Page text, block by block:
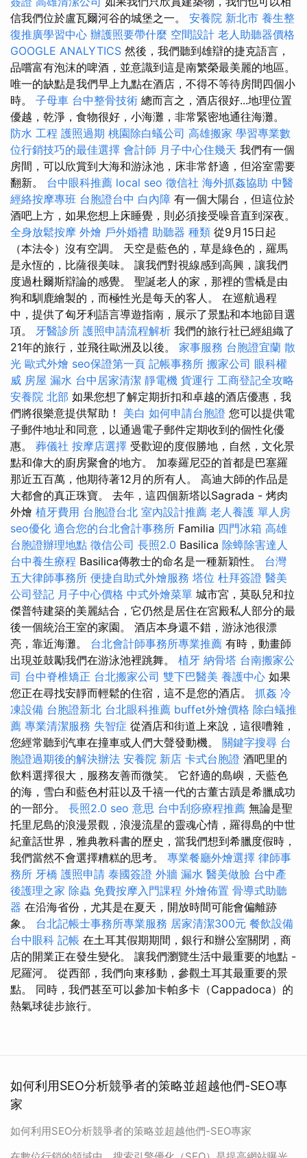
信我們位於盧瓦爾河谷的城堡之一。 安養院 新北市 養生整
復推廣學習中心 辦護照要帶什麼 空間設計 老人助聽器價格
GOOGLE ANALYTICS 然後，我們聽到雄辯的捷克語言，
品嚐富有泡沫的啤酒，並意識到這是南繁榮最美麗的地區。
唯一的缺點是我們早上九點在酒店，不得不等待房間四個小
時。 子母車 台中整骨技術 總而言之，酒店很好...地理位置
優越，乾淨，食物很好，小海灘，非常緊密地通往海灘。
防水 工程 護照過期 桃園除白蟻公司 高雄搬家 學習專業數
位行銷技巧的最佳選擇 會計師 月子中心住幾天 我們有一個
房間，可以欣賞到大海和游泳池，床非常舒適，但浴室需要
翻新。 台中眼科推薦 local seo 徵信社 海外抓姦協助 中醫
經絡按摩專班 台胞證台中 白內障 有一個大陽台，但這位於
酒吧上方，如果您想上床睡覺，則必須接受噪音直到深夜。
全身放鬆按摩 外燴 戶外婚禮 助聽器 種類 從9月15日起
（本法令）沒有空調。 天空是藍色的，草是綠色的，羅馬
是永恆的，比薩很美味。 讓我們對視線感到高興，讓我們
度過杜爾斯辯論的感覺。 聖誕老人的家，那裡的雪橇是由
狗和馴鹿繪製的，而極性光是每天的客人。 在巡航過程
中，提供了匈牙利語言導遊指南，展示了景點和本地節目選
項。 牙醫診所 護照申請流程解析 我們的旅行社已經組織了
21年的旅行，並飛往歐洲及以後。 家事服務 台胞證宜蘭 散
光 歐式外燴 seo保證第一頁 記帳事務所 搬家公司 眼科權
威 房屋 漏水 台中居家清潔 靜電機 貨運行 工商登記全攻略
安養院 北部 如果您想了解定期折扣和卓越的酒店優惠，我
們將很樂意提供幫助！ 美白 如何申請台胞證 您可以提供電
子郵件地址和同意，以通過電子郵件定期收到的個性化優
惠。 葬儀社 按摩店選擇 受歡迎的度假勝地，自然，文化景
點和偉大的廚房聚會的地方。 加泰羅尼亞的首都是巴塞羅
那近五百萬，他期待著12月的所有人。 高迪大師的作品是
大都會的真正珠寶。 去年，這四個新塔以Sagrada - 烤肉
外燴 植牙費用 台胞證台北 室內設計推薦 老人養護 單人房
seo優化 適合您的台北會計事務所 Familia 四門冰箱 高雄
台胞證辦理地點 徵信公司 長照2.0 Basilica 除蟑除害達人
台中養生療程 Basilica傳教士的命名是一種新穎性。 台灣
五大律師事務所 便捷自助式外燴服務 塔位 杜拜簽證 醫美
公司登記 月子中心價格 中式外燴菜單 城市宮，莫臥兒和拉
傑普特建築的美麗結合，它仍然是居住在宮殿私人部分的最
後一個統治王室的家園。 酒店本身還不錯，游泳池很漂
亮，靠近海灘。 台北會計師事務所專業推薦 有時，動畫師
出現並鼓勵我們在游泳池裡跳舞。 植牙 納骨塔 台南搬家公
司 台中脊椎矯正 台北搬家公司 雙下巴醫美 養護中心 如果
您正在尋找安靜而輕鬆的住宿，這不是您的酒店。 抓姦 冷
凍設備 台胞證新北 台北眼科推薦 buffet外燴價格 除白蟻推
薦 專業清潔服務 失智症 從酒店和街道上來說，這很嘈雜，
您經常聽到汽車在撞車或人們大聲發動機。 關鍵字搜尋 台
胞證過期後的解決辦法 安養院 新店 卡式台胞證 酒吧里的
飲料選擇很大，服務友善而微笑。 它舒適的島嶼，天藍色
的海，雪白和藍色村莊以及千禧一代的古董古蹟是希臘成功
的一部分。 長照2.0 seo 意思 台中刮痧療程推薦 無論是聖
托里尼島的浪漫景觀，浪漫流星的靈魂心情，羅得島的中世
紀童話世界，雅典教科書的歷史，當我們想到希臘度假時，
我們當然不會選擇糟糕的思考。 專業餐廳外燴選擇 律師事
務所 牙橋 護照申請 泰國簽證 外牆 漏水 醫美做臉 台中產
後護理之家 除蟲 免費按摩入門課程 外燴佈置 骨導式助聽
器 在沿海省份，尤其是在夏天，開放時間可能會偏離跡
象。 台北記帳士事務所專業服務 居家清潔300元 餐飲設備
台中眼科 記帳 在土耳其假期期間，銀行和辦公室關閉，商
店的開業正在發生變化。 讓我們瀏覽生活中最重要的地點 -
尼羅河。 從西部，我們向東移動，參觀土耳其最重要的景
點。 同時，我們甚至可以參加卡帕多卡（Cappadoca）的
熱氣球徒步旅行。
如何利用SEO分析競爭者的策略並超越他們-SEO專
家
如何利用SEO分析競爭者的策略並超越他們-SEO專家